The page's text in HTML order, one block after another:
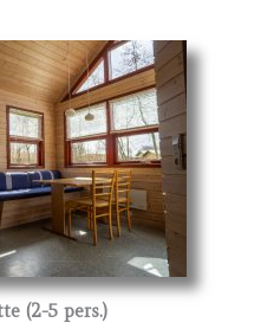
(2-5 pers.)